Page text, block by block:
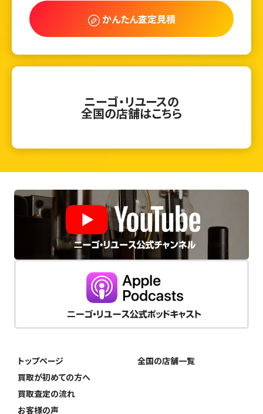
かんたん査定見積
ニーゴ・リユースの
全国の店舗はこちら
トップページ
買取が初めての方へ
買取査定の流れ
お客様の声
全国の店舗一覧